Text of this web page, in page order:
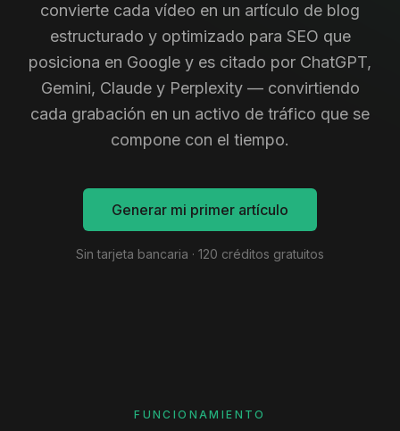
convierte cada vídeo en un artículo de blog
estructurado y optimizado para SEO que
posiciona en Google y es citado por ChatGPT,
Gemini, Claude y Perplexity — convirtiendo
cada grabación en un activo de tráfico que se
compone con el tiempo.
Generar mi primer artículo
Sin tarjeta bancaria · 120 créditos gratuitos
FUNCIONAMIENTO